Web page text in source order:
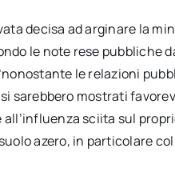
decisa ad arginare la
le note rese pubbliche
le relazioni
sarebbero mostrati
sciita sul
azero, in particolare